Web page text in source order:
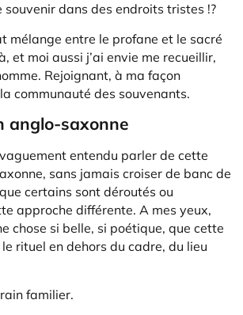
souvenir dans des endroits tristes !?
mélange entre le profane et le sacré
et moi aussi j’ai envie me recueillir,
Rejoignant, à ma façon
communauté des souvenants.
anglo-saxonne
entendu parler de cette
sans jamais croiser de banc de
certains sont déroutés ou
approche différente. A mes yeux,
chose si belle, si poétique, que cette
rituel en dehors du cadre, du lieu
familier.